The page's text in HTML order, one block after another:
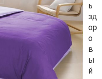
ь
зд
ор
о
в
ы
й